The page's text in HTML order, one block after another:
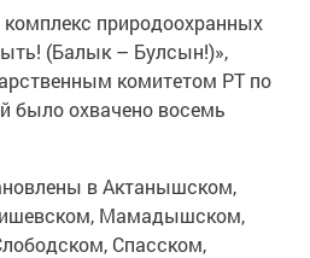
природоохранных
(Балык – Булсын!)»,
комитетом РТ по
было охвачено восемь
в Актанышском,
Мамадышском,
Спасском,